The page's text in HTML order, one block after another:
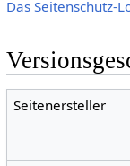
Das Seitenschutz-
Seitenersteller